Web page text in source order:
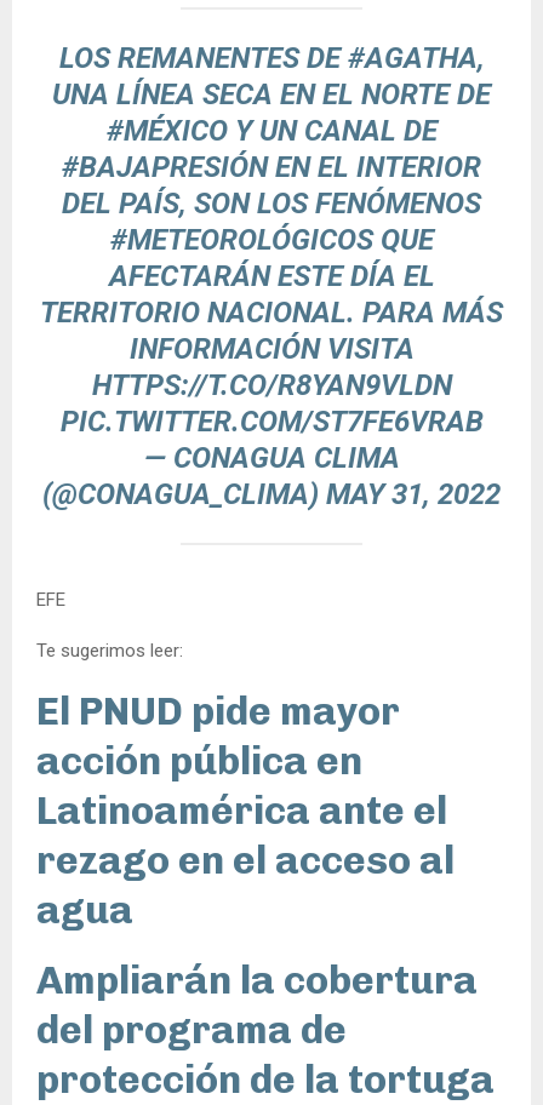
LOS REMANENTES DE#AGATHA,
UNA LÍNEA SECA EN EL NORTE DE
#MÉXICOY UN CANAL DE
#BAJAPRESIÓNEN EL INTERIOR
DEL PAÍS, SON LOS FENÓMENOS
#METEOROLÓGICOSQUE
AFECTARÁN ESTE DÍA EL
TERRITORIO NACIONAL. PARA MÁS
INFORMACIÓN VISITA
HTTPS://T.CO/R8YAN9VLDN
PIC.TWITTER.COM/ST7FE6VRAB
— CONAGUA CLIMA
(@CONAGUA_CLIMA) MAY 31, 2022
EFE
Te sugerimos leer:
El PNUD pide mayor
acción pública en
Latinoamérica ante el
rezago en el acceso al
agua
Ampliarán la cobertura
del programa de
protección de la tortuga